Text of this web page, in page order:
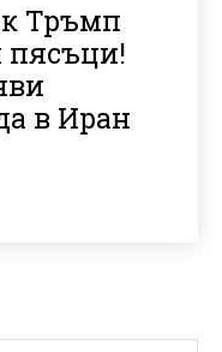
Тръмп
пясъци!
в Иран